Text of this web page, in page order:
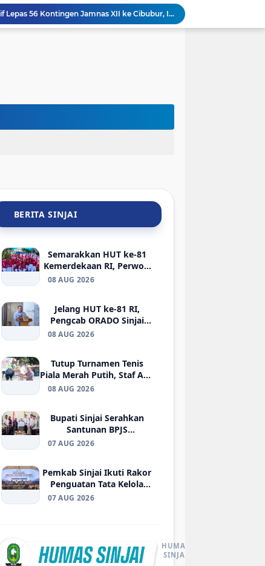
Bupati Sinjai Ratnawati Arif Lepas 56 Kontingen Jamnas XII ke Cibubur, Ini Pesannya
Keren! Tim SAR Dit Samapta Polda Sulsel Raih Penghargaan Basarnas Usai Misi ATR 42-500 di Bulu Saraung
Bupati Sinjai Serahkan Santunan BPJS Ketenagakerjaan Warga yang Meninggal di Morowali
BERITA SINJAI
Semarakkan HUT ke-81
Kemerdekaan RI, Perwosi
Sinjai Gelar Senam Sehat
08 AUG 2026
Jelang HUT ke-81 RI,
Pengcab ORADO Sinjai
Gelar Turnamen Domino
08 AUG 2026
Tutup Turnamen Tenis
Piala Merah Putih, Staf Ahli
Bupati Dorong Pembinaan
08 AUG 2026
Bupati Sinjai Serahkan
Santunan BPJS
Ketenagakerjaan kepada
07 AUG 2026
Pemkab Sinjai Ikuti Rakor
Penguatan Tata Kelola
BUMD Air Minum di
07 AUG 2026
HUMAS
SINJAI